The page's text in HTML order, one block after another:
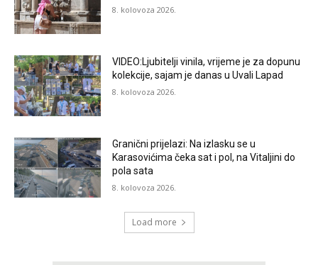
8. kolovoza 2026.
VIDEO:Ljubitelji vinila, vrijeme je za dopunu
kolekcije, sajam je danas u Uvali Lapad
8. kolovoza 2026.
Granični prijelazi: Na izlasku se u
Karasovićima čeka sat i pol, na Vitaljini do
pola sata
8. kolovoza 2026.
Load more